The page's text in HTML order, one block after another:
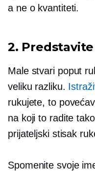
a ne o kvantiteti.
2.
Male stvari poput
veliku razliku.
rukujete, to
na koji to radite
prijateljski stisak
Spomenite svoje